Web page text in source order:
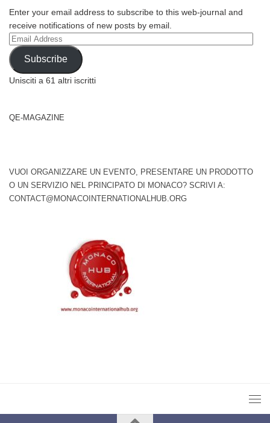
Enter your email address to subscribe to this web-journal and
receive notifications of new posts by email.
Email
Address
Subscribe
Unisciti a 61 altri iscritti
QE-MAGAZINE
VUOI ORGANIZZARE UN EVENTO, PRESENTARE UN PRODOTTO
O UN SERVIZIO NEL PRINCIPATO DI MONACO? SCRIVI A:
CONTACT@MONACOINTERNATIONALHUB.ORG